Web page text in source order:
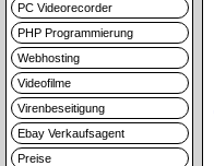
PC Videorecorder
PHP Programmierung
Webhosting
Videofilme
Virenbeseitigung
Ebay Verkaufsagent
Preise